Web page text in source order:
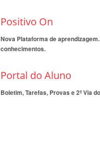
Positivo On
Nova Plataforma de
conhecimentos.
Portal do Aluno
Boletim, Tarefas, Provas e 2ª Via